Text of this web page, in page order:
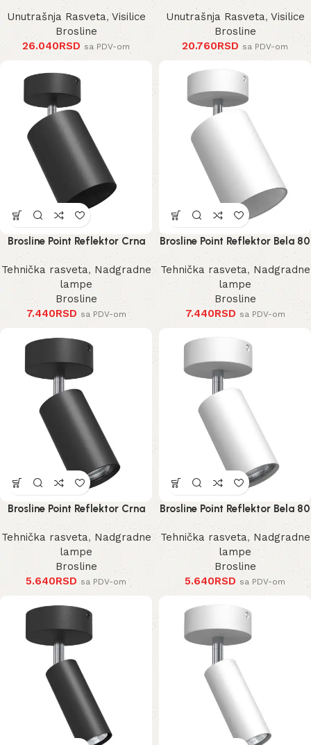
Unutrašnja Rasveta,Visilice
Brosline
26.040RSD sa PDV-om
Unutrašnja Rasveta,Visilice
Brosline
20.760RSD sa PDV-om
Brosline Point Reflektor Crna
80 mm 170 mm 2288 mm
Tehnička rasveta, Nadgradne
lampe
Brosline
7.440RSD sa PDV-om
Brosline Point Reflektor Bela 80
mm 170 mm 2289 mm
Tehnička rasveta, Nadgradne
lampe
Brosline
7.440RSD sa PDV-om
Brosline Point Reflektor Crna
80 mm 170 mm 2286 mm
Tehnička rasveta, Nadgradne
lampe
Brosline
5.640RSD sa PDV-om
Brosline Point Reflektor Bela 80
mm 170 mm 2287 mm
Tehnička rasveta, Nadgradne
lampe
Brosline
5.640RSD sa PDV-om